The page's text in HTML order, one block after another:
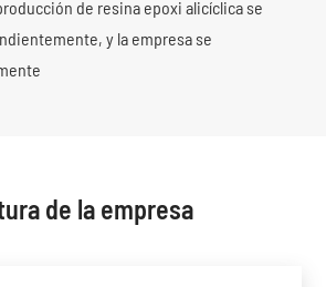
de resina epoxi alicíclica se
y la empresa se
de la empresa